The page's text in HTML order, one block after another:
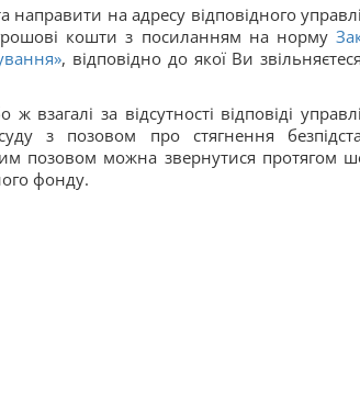
на адресу відповідного
кошти з посиланням на норму
, відповідно до якої Ви
за відсутності відповіді
з позовом про стягнення
позовом можна звернутися протягом
фонду.